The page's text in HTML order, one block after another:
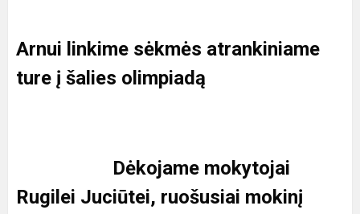
Arnui linkime sėkmės atrankiniame
ture į šalies olimpiadą
Dėkojame mokytojai
Rugilei Juciūtei, ruošusiai mokinį